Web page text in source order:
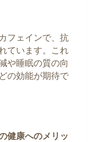
フェインで、抗
ています。これ
や睡眠の質の向
の効能が期待で
健康へのメリッ